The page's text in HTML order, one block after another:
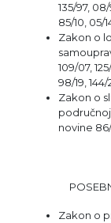
135/97, 08/
85/10, 05/
Zakon o
109/07,
98/19, 144/
Zakon o
novine 86/
POSEBNI
Zakon o